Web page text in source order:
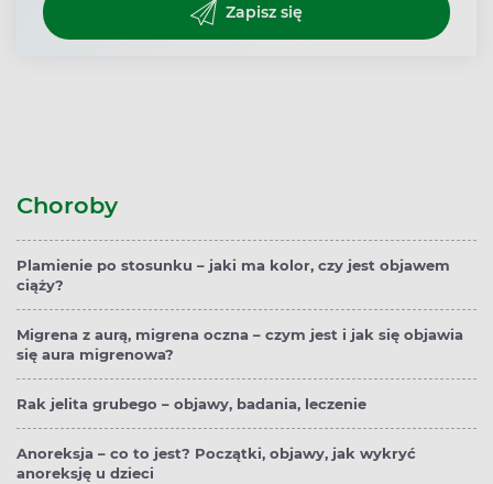
Zapisz się
Choroby
Plamienie po stosunku – jaki ma kolor, czy jest objawem
ciąży?
Migrena z aurą, migrena oczna – czym jest i jak się objawia
się aura migrenowa?
Rak jelita grubego – objawy, badania, leczenie
Anoreksja – co to jest? Początki, objawy, jak wykryć
anoreksję u dzieci